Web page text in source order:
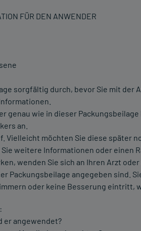
FÜR DEN ANWENDER
sorgfältig durch, bevor Sie mit der
genau wie in dieser
an.
Vielleicht möchten Sie diese später
weitere Informationen oder einen
wenden Sie sich an Ihren Arzt
Packungsbeilage angegeben sind.
oder keine Besserung eintritt,
er angewendet?